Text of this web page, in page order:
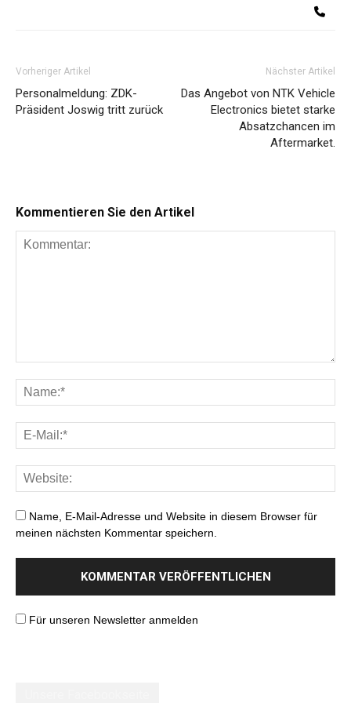
Vorheriger Artikel
Personalmeldung: ZDK-
Präsident Joswig tritt zurück
Nächster Artikel
Das Angebot von NTK Vehicle
Electronics bietet starke
Absatzchancen im
Aftermarket.
Kommentieren Sie den Artikel
Name, E-Mail-Adresse und Website in diesem Browser für
meinen nächsten Kommentar speichern.
Für unseren Newsletter anmelden